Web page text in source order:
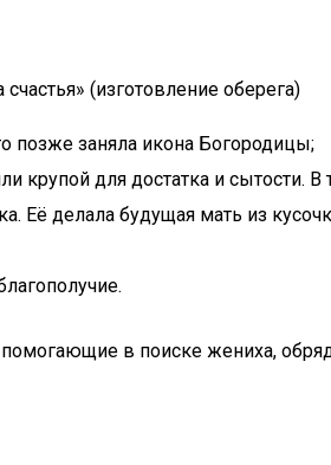
(изготовление оберега)
позже заняла икона Богородицы;
крупой для достатка и сытости.
Её делала будущая мать из
в поиске жениха,